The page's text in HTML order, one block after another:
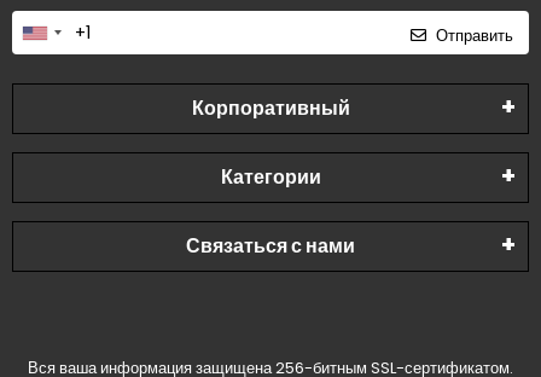
Отправить
Корпоративный
Категории
Связаться с нами
Вся ваша информация защищена 256-битным SSL-сертификатом.